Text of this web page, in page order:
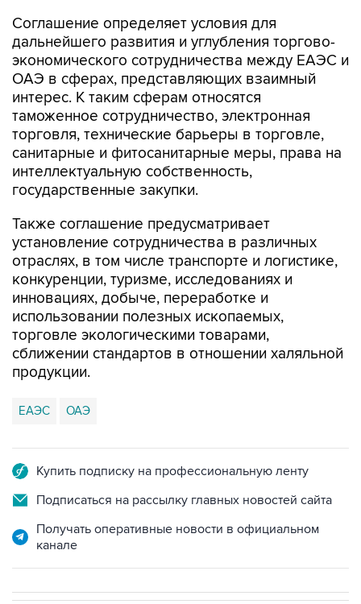
Соглашение определяет условия для
дальнейшего развития и углубления торгово-
экономического сотрудничества между ЕАЭС и
ОАЭ в сферах, представляющих взаимный
интерес. К таким сферам относятся
таможенное сотрудничество, электронная
торговля, технические барьеры в торговле,
санитарные и фитосанитарные меры, права на
интеллектуальную собственность,
государственные закупки.
Также соглашение предусматривает
установление сотрудничества в различных
отраслях, в том числе транспорте и логистике,
конкуренции, туризме, исследованиях и
инновациях, добыче, переработке и
использовании полезных ископаемых,
торговле экологическими товарами,
сближении стандартов в отношении халяльной
продукции.
ЕАЭС ОАЭ
Купить подписку на профессиональную ленту
Подписаться на рассылку главных новостей сайта
Получать оперативные новости в официальном
канале